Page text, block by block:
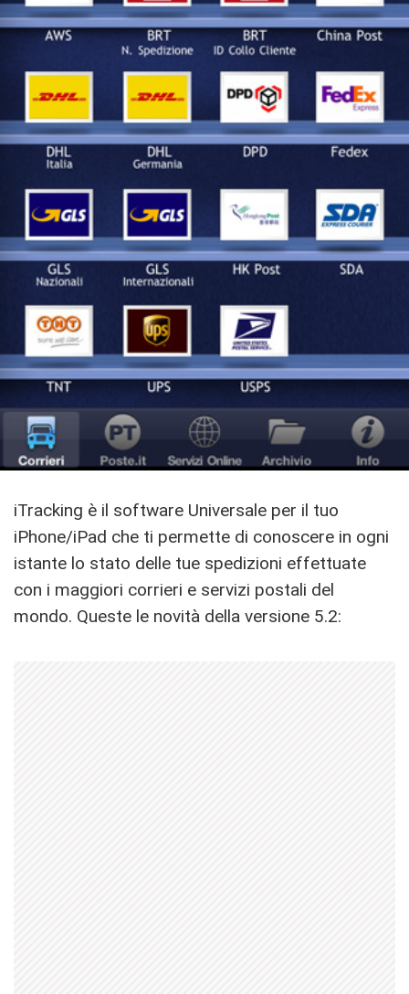
iTracking è il software Universale per il tuo
iPhone/iPad che ti permette di conoscere in ogni
istante lo stato delle tue spedizioni effettuate
con i maggiori corrieri e servizi postali del
mondo. Queste le novità della versione 5.2: